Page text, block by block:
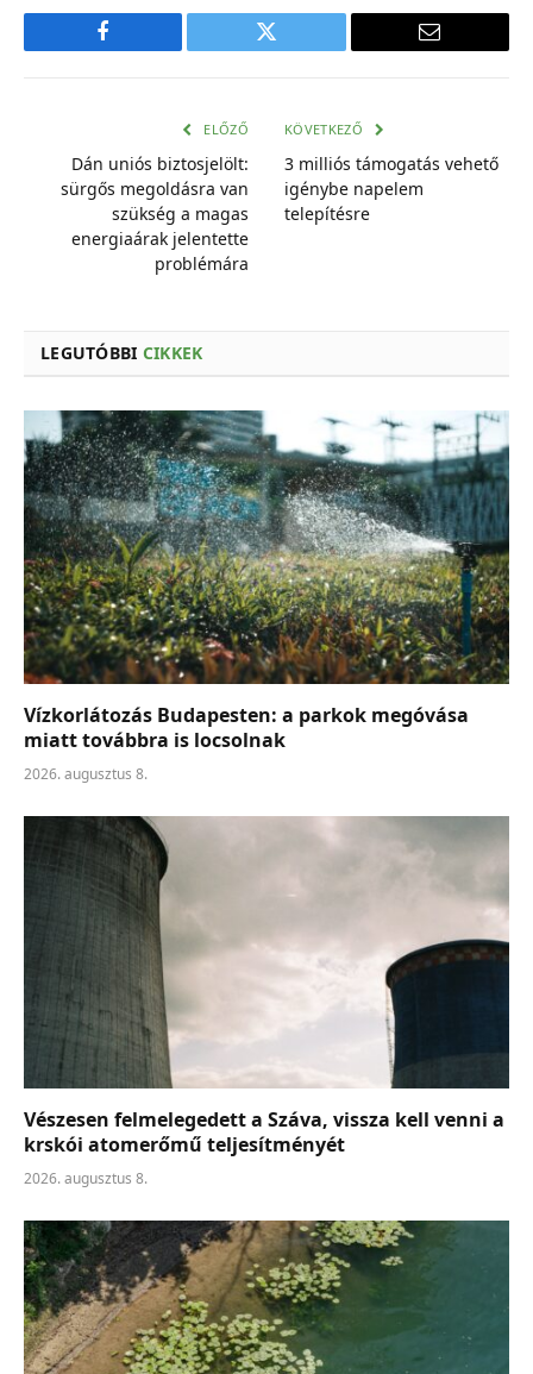
Facebook Twitter
E-
ELŐZŐ
Dán uniós biztosjelölt:
sürgős megoldásra van
szükség a magas
energiaárak jelentette
problémára
KÖVETKEZŐ
3 milliós támogatás vehető
igénybe napelem
telepítésre
LEGUTÓBBI CIKKEK
Vízkorlátozás Budapesten: a parkok megóvása
miatt továbbra is locsolnak
2026. augusztus 8.
Vészesen felmelegedett a Száva, vissza kell venni a
krskói atomerőmű teljesítményét
2026. augusztus 8.